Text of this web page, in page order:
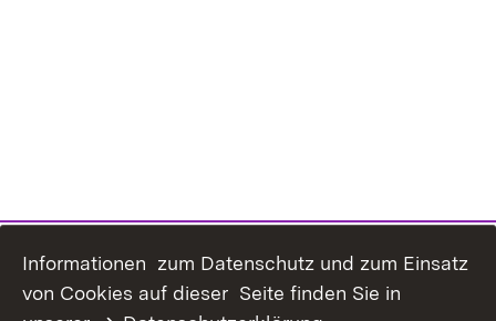
Informationen zum Datenschutz und zum Einsatz
von Cookies auf dieser Seite finden Sie in